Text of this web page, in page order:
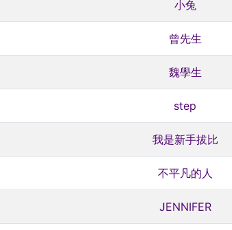
小兔
曾先生
魏學生
step
我是新手拔比
不平凡的人
JENNIFER